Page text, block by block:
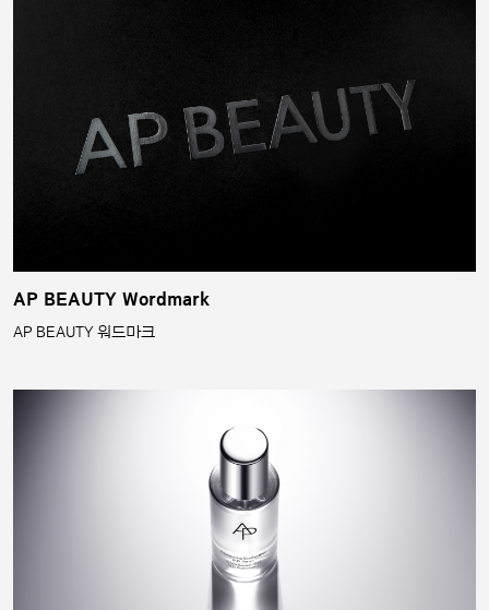
AP BEAUTY Wordmark
AP BEAUTY 워드마크